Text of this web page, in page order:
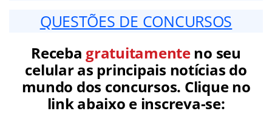
QUESTÕES DE CONCURSOS
Receba gratuitamenteno seu
celular as principais notícias do
mundo dos concursos. Clique no
link abaixo e inscreva-se: